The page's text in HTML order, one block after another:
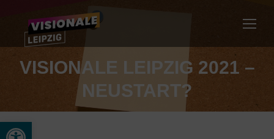
Werkzeugleiste öffnen
VISIONALE LEIPZIG 2021 –
NEUSTART?